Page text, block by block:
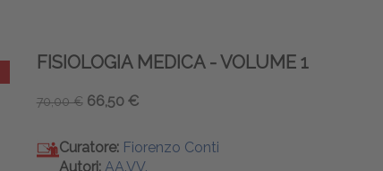
FISIOLOGIA MEDICA - VOLUME 1
70,00 € 66,50 €
Curatore: Fiorenzo Conti
Autori: AA.VV.